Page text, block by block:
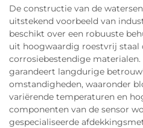
De constructie van de
uitstekend voorbeeld van
beschikt over een robuuste
uit hoogwaardig roestvrij staal
corrosiebestendige
garandeert langdurige
omstandigheden, waaronder
variërende temperaturen en
componenten van de sensor
gespecialiseerde